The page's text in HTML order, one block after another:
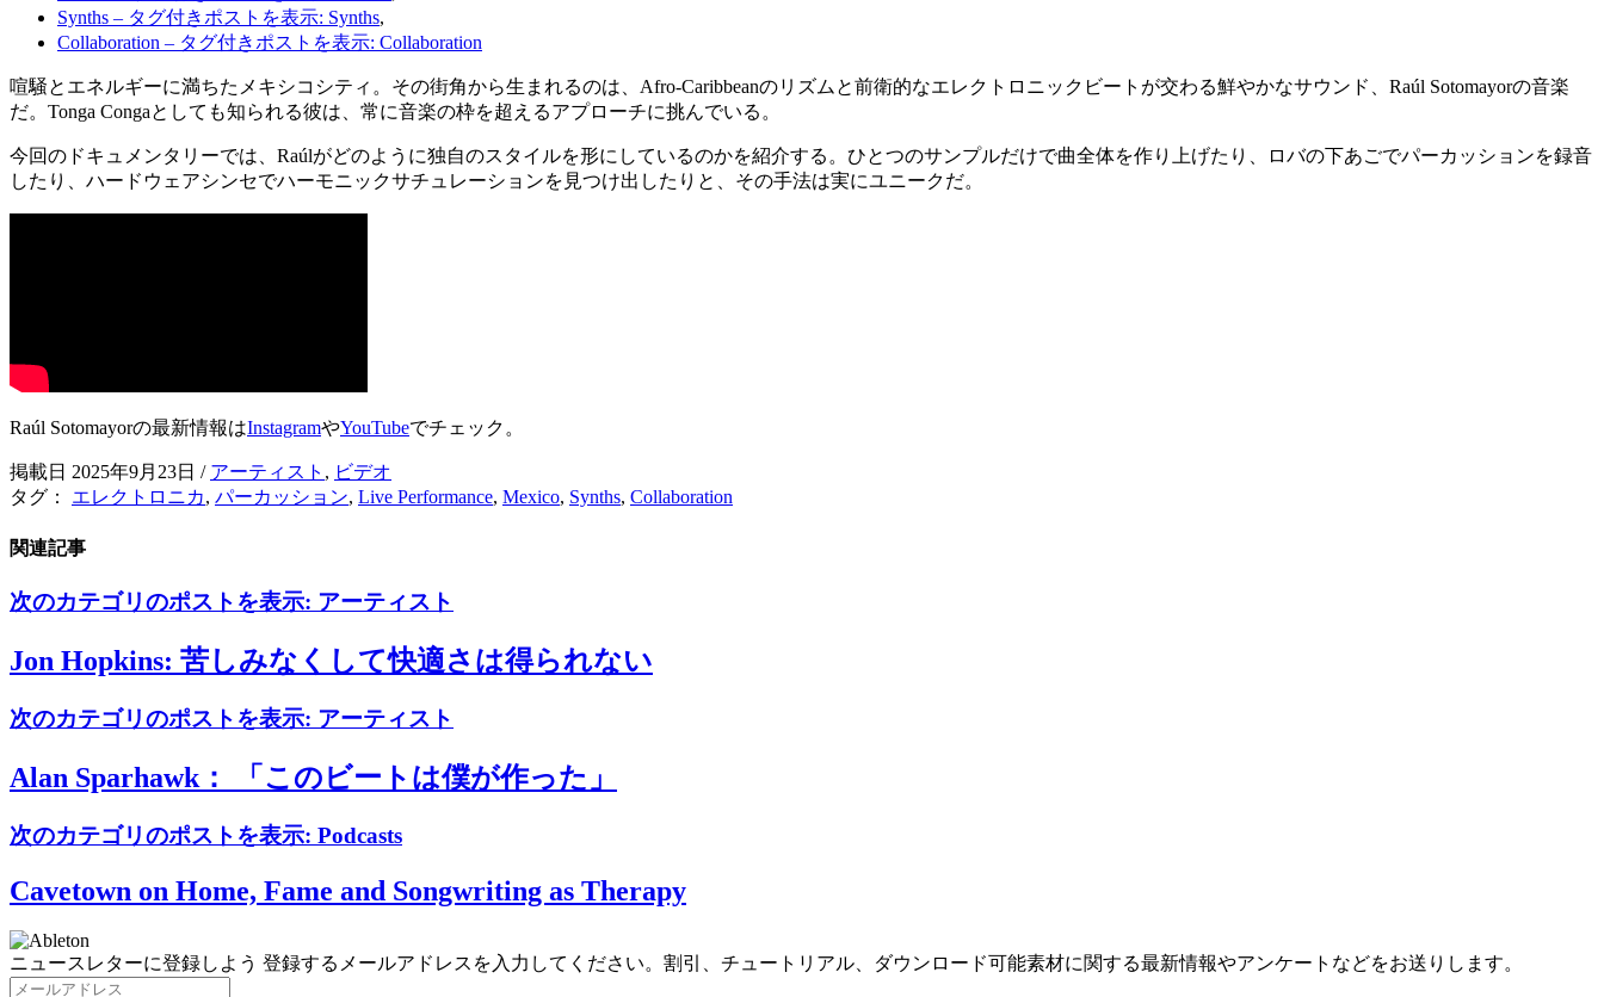
Synths – タグ付きポストを表示: Synths,
Collaboration – タグ付きポストを表示: Collaboration
喧騒とエネルギーに満ちたメキシコシティ。その街角から生まれるのは、Afro-Caribbeanのリズムと前衛的なエレクトロニックビートが交わる鮮やかなサウンド、Raúl Sotomayorの音楽
だ。Tonga Congaとしても知られる彼は、常に音楽の枠を超えるアプローチに挑んでいる。
今回のドキュメンタリーでは、Raúlがどのように独自のスタイルを形にしているのかを紹介する。ひとつのサンプルだけで曲全体を作り上げたり、ロバの下あごでパーカッションを録音
したり、ハードウェアシンセでハーモニックサチュレーションを見つけ出したりと、その手法は実にユニークだ。
Raúl Sotomayorの最新情報はInstagramやYouTubeでチェック。
掲載日 2025年9月23日 / アーティスト , ビデオ
タグ： エレクトロニカ, パーカッション, Live Performance, Mexico, Synths, Collaboration
関連記事
次のカテゴリのポストを表示: アーティスト
Jon Hopkins: 苦しみなくして快適さは得られない
次のカテゴリのポストを表示: アーティスト
Alan Sparhawk： 「このビートは僕が作った」
次のカテゴリのポストを表示: Podcasts
Cavetown on Home, Fame and Songwriting as Therapy
ニュースレターに登録しよう 登録するメールアドレスを入力してください。割引、チュートリアル、ダウンロード可能素材に関する最新情報やアンケートなどをお送りします。